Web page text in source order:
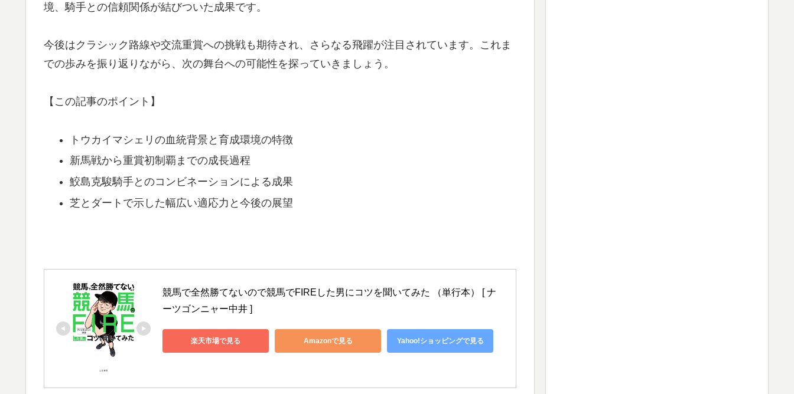
境、騎手との信頼関係が結びついた成果です。
今後はクラシック路線や交流重賞への挑戦も期待され、さらなる飛躍が注目されています。これま
での歩みを振り返りながら、次の舞台への可能性を探っていきましょう。
【この記事のポイント】
トウカイマシェリの血統背景と育成環境の特徴
新馬戦から重賞初制覇までの成長過程
鮫島克駿騎手とのコンビネーションによる成果
芝とダートで示した幅広い適応力と今後の展望
競馬で全然勝てないので競馬でFIREした男にコツを聞いてみた （単行本） [ ナ
ーツゴンニャー中井 ]
楽天市場で見る Amazonで見る Yahoo!ショッピングで見る